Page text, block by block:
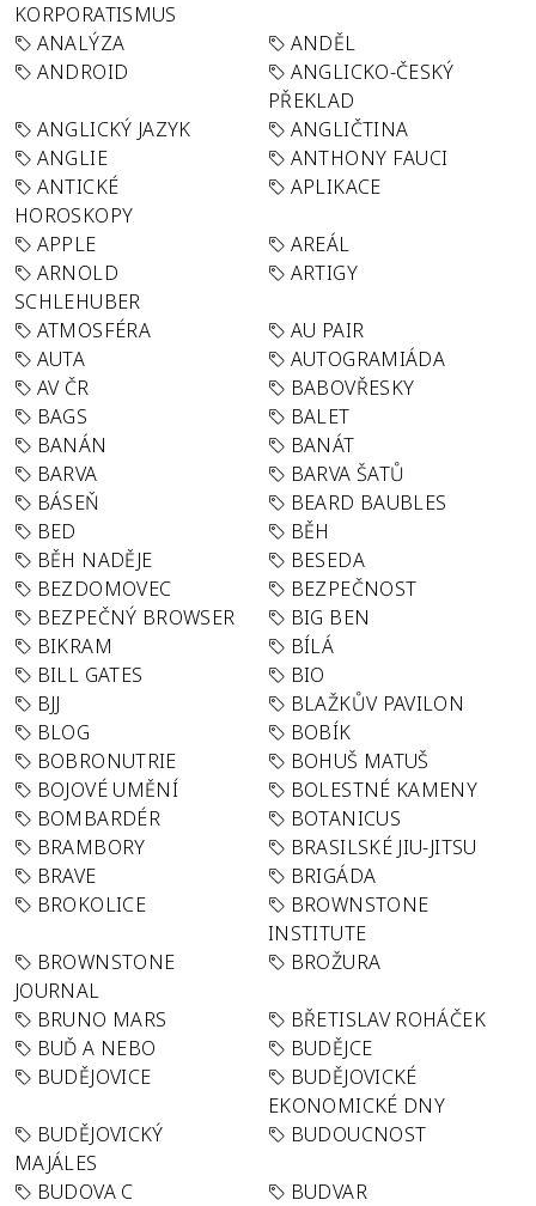
KORPORATISMUS
ANALÝZA
ANDĚL
ANDROID
ANGLICKO-ČESKÝ
PŘEKLAD
ANGLICKÝ JAZYK
ANGLIČTINA
ANGLIE
ANTHONY FAUCI
ANTICKÉ
HOROSKOPY
APLIKACE
APPLE
AREÁL
ARNOLD
SCHLEHUBER
ARTIGY
ATMOSFÉRA
AU PAIR
AUTA
AUTOGRAMIÁDA
AV ČR
BABOVŘESKY
BAGS
BALET
BANÁN
BANÁT
BARVA
BARVA ŠATŮ
BÁSEŇ
BEARD BAUBLES
BED
BĚH
BĚH NADĚJE
BESEDA
BEZDOMOVEC
BEZPEČNOST
BEZPEČNÝ BROWSER
BIG BEN
BIKRAM
BÍLÁ
BILL GATES
BIO
BJJ
BLAŽKŮV PAVILON
BLOG
BOBÍK
BOBRONUTRIE
BOHUŠ MATUŠ
BOJOVÉ UMĚNÍ
BOLESTNÉ KAMENY
BOMBARDÉR
BOTANICUS
BRAMBORY
BRASILSKÉ JIU-JITSU
BRAVE
BRIGÁDA
BROKOLICE
BROWNSTONE
INSTITUTE
BROWNSTONE
JOURNAL
BROŽURA
BRUNO MARS
BŘETISLAV ROHÁČEK
BUĎ A NEBO
BUDĚJCE
BUDĚJOVICE
BUDĚJOVICKÉ
EKONOMICKÉ DNY
BUDĚJOVICKÝ
MAJÁLES
BUDOUCNOST
BUDOVA C
BUDVAR